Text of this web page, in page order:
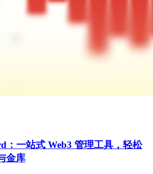
：一站式 Web3 管理工具，轻松
金库